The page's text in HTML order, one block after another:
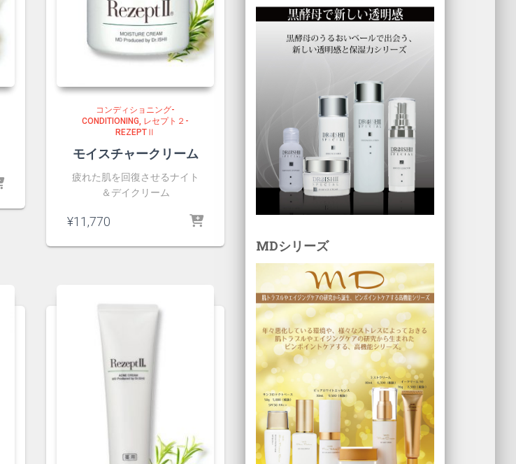
コンディショニング-
CONDITIONING レセプト２-
REZEPTⅡ
モイスチャークリーム
疲れた肌を回復させるナイト
＆デイクリーム
¥11,770
MDシリーズ